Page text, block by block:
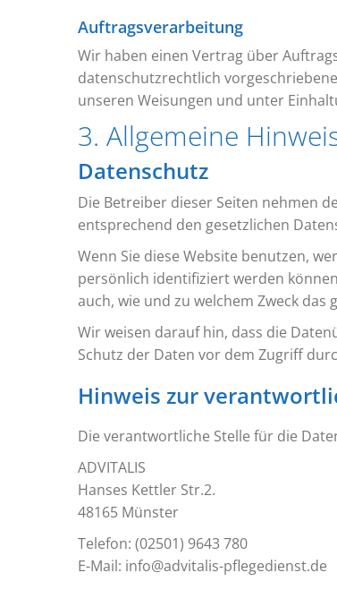
Auftragsverarbeitung
Wir haben einen Vertrag über
datenschutzrechtlich
unseren Weisungen und unter
3. Allgemeine
Datenschutz
Die Betreiber dieser Seiten nehmen
entsprechend den gesetzlichen
Wenn Sie diese Website benutzen,
persönlich identifiziert werden
auch, wie und zu welchem Zweck das
Wir weisen darauf hin, dass die
Schutz der Daten vor dem Zugriff
Hinweis zur
Die verantwortliche Stelle für die
ADVITALIS
Hanses Kettler Str.2.
48165 Münster
Telefon: (02501) 9643 780
E-Mail: info@advitalis-pflegedienst.de